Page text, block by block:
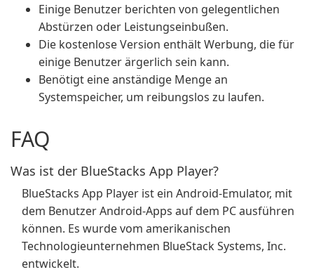
Einige Benutzer berichten von gelegentlichen
Abstürzen oder Leistungseinbußen.
Die kostenlose Version enthält Werbung, die für
einige Benutzer ärgerlich sein kann.
Benötigt eine anständige Menge an
Systemspeicher, um reibungslos zu laufen.
FAQ
Was ist der BlueStacks App Player?
BlueStacks App Player ist ein Android-Emulator, mit
dem Benutzer Android-Apps auf dem PC ausführen
können. Es wurde vom amerikanischen
Technologieunternehmen BlueStack Systems, Inc.
entwickelt.